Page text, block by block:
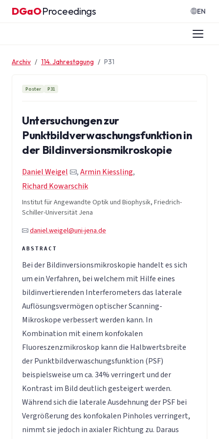
Zum Inhalt springen
DGaO·Proceedings EN
Archiv 114. Jahrestagung P31
Poster P31
Untersuchungen zur
Punktbildverwaschungsfunktion in
der Bildinversionsmikroskopie
Daniel Weigel ,Armin Kiessling,
Richard Kowarschik
Institut für Angewandte Optik und Biophysik, Friedrich-
Schiller-Universität Jena
daniel.weigel@uni-jena.de
Bei der Bildinversionsmikroskopie handelt es sich
um ein Verfahren, bei welchem mit Hilfe eines
bildinvertierenden Interferometers das laterale
Auflösungsvermögen optischer Scanning-
Mikroskope verbessert werden kann. In
Kombination mit einem konfokalen
Fluoreszenzmikroskop kann die Halbwertsbreite
der Punktbildverwaschungsfunktion (PSF)
beispielsweise um ca. 34% verringert und der
Kontrast im Bild deutlich gesteigert werden.
Während sich die laterale Ausdehnung der PSF bei
Vergrößerung des konfokalen Pinholes verringert,
nimmt sie jedoch in axialer Richtung zu. Daraus